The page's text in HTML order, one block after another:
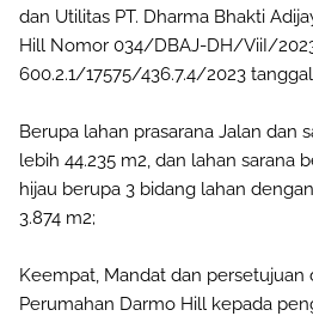
dan Utilitas PT. Dharma Bhakti
Hill Nomor 034/DBAJ-DH/ViiI/
600.2.1/17575/436.7.4/2023
Berupa lahan prasarana Jalan dan
lebih 44.235 m2, dan lahan sarana
hijau berupa 3 bidang lahan
3.874 m2;
Keempat, Mandat dan persetujuan
Perumahan Darmo Hill kepada